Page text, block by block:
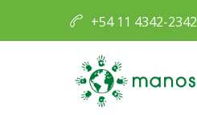
+54 11 4342-2342